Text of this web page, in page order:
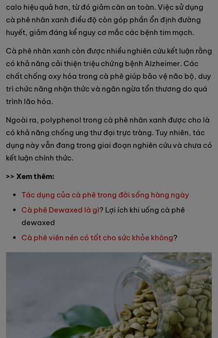
calo hiệu quả hơn, từ đó giảm cân an toàn. Việc sử dụng
cà phê nhân xanh điều độ còn góp phần ổn định đường
huyết, giảm đáng kể nguy cơ mắc các bệnh tim mạch.
Cà phê nhân xanh còn được nhiều nghiên cứu kết luận rằng
có khả năng cải thiện triệu chứng bệnh Alzheimer. Các
chất chống oxy hóa trong cà phê giúp bảo vệ não bộ, duy
trì chức năng nhận thức và ngăn ngừa tổn thương do quá
trình lão hóa.
Ngoài ra, polyphenol trong cà phê nhân xanh được cho là
có khả năng chống ung thư đại trực tràng. Tuy nhiên, tác
dụng này vẫn đang trong giai đoạn nghiên cứu và chưa có
kết luận chính thức.
>> Xem thêm:
Tác dụng của cà phê trong đời sống hàng ngày
Cà phê Dewaxed là gì? Lợi ích khi uống cà phê
dewaxed
Cà phê viên nén có tốt cho sức khỏe không?